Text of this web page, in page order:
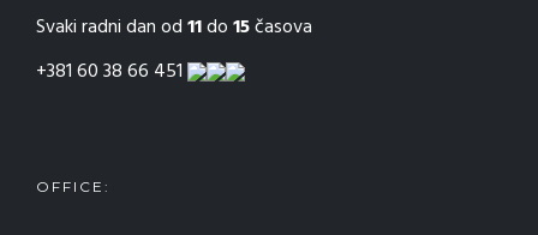
Svaki radni dan od11do15časova
+381 60 38 66 451
OFFICE: